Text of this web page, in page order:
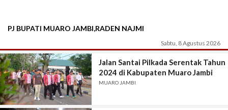
PJ BUPATI MUARO JAMBI,RADEN NAJMI
Sabtu, 8 Agustus 2026
Jalan Santai Pilkada Serentak Tahun
2024 di Kabupaten Muaro Jambi
MUARO JAMBI